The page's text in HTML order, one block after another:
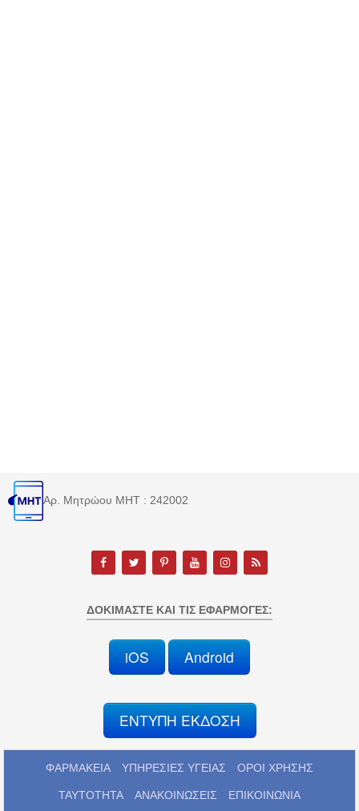
Αρ. Μητρώου MHT : 242002
ΔΟΚΙΜΆΣΤΕ ΚΑΙ ΤΙΣ ΕΦΑΡΜΟΓΈΣ:
iOS Android
ΕΝΤΥΠΗ ΕΚΔΟΣΗ
ΦΑΡΜΑΚΕΙΑ ΥΠΗΡΕΣΙΕΣ ΥΓΕΙΑΣ ΟΡΟΙ ΧΡΗΣΗΣ
ΤΑΥΤΟΤΗΤΑ ΑΝΑΚΟΙΝΩΣΕΙΣ ΕΠΙΚΟΙΝΩΝΙΑ